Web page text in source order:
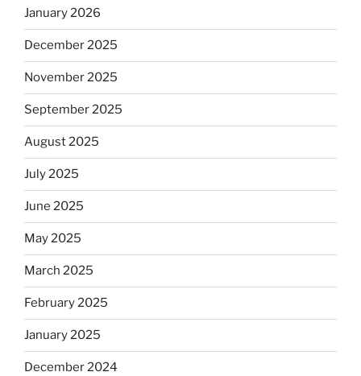
January 2026
December 2025
November 2025
September 2025
August 2025
July 2025
June 2025
May 2025
March 2025
February 2025
January 2025
December 2024